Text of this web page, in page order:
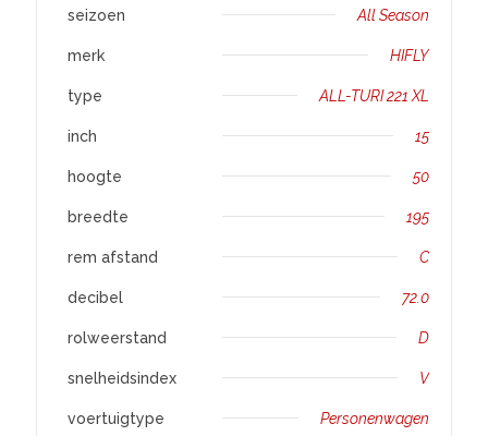
seizoen All Season
merk HIFLY
type ALL-TURI 221 XL
inch 15
hoogte 50
breedte 195
rem afstand C
decibel 72.0
rolweerstand D
snelheidsindex V
voertuigtype Personenwagen